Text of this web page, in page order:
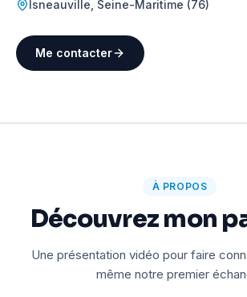
Isneauville Seine-Maritime (76)
Me contacter
À PROPOS
Découvrez mon
Une présentation vidéo pour faire
même notre premier